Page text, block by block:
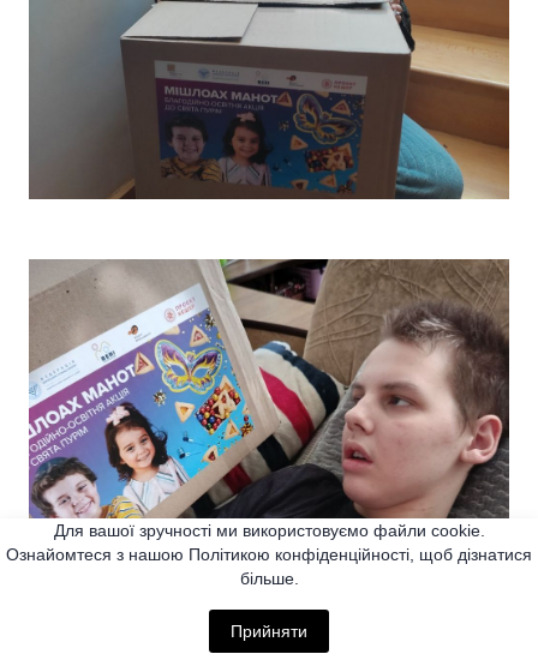
Для вашої зручності ми використовуємо файли cookie.
Ознайомтеся з нашою Політикою конфіденційності, щоб дізнатися
більше.
Прийняти